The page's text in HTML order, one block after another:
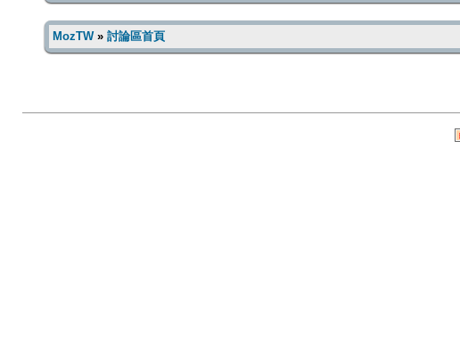
MozTW» 討論區首頁